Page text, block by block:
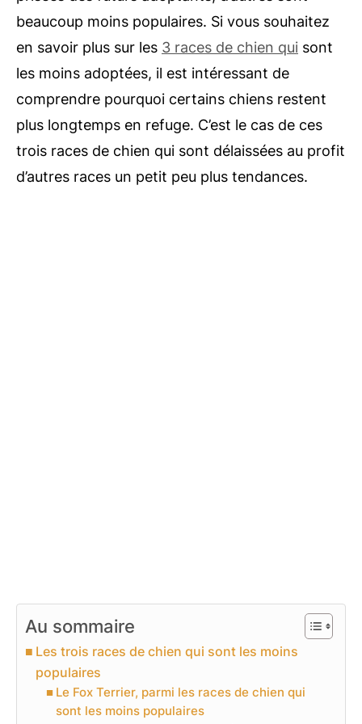
beaucoup moins populaires. Si vous souhaitez
en savoir plus sur les 3 races de chien qui sont
les moins adoptées, il est intéressant de
comprendre pourquoi certains chiens restent
plus longtemps en refuge. C’est le cas de ces
trois races de chien qui sont délaissées au profit
d’autres races un petit peu plus tendances.
Au sommaire
Les trois races de chien qui sont les moins
populaires
Le Fox Terrier, parmi les races de chien qui
sont les moins populaires